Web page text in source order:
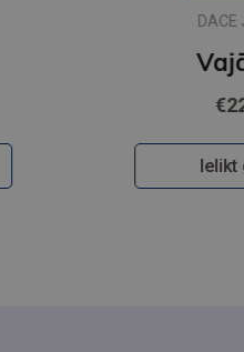
DACE JUDINA
Vajātājs
€22.95
Ielikt grozā